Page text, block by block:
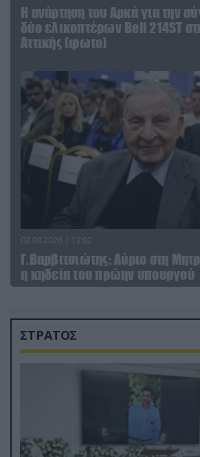
Η ανάρτηση του Αρκά για την
δύο ελικοπτέρων Bell 214ST
Αττικής (φωτο)
03.08.2026 | 12:02
Γ.Βαρβιτσιώτης: Aύριο στη
η κηδεία του πρώην υπουργού
ΣΤΡΑΤΟΣ